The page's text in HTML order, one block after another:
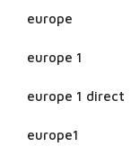
europe
europe 1
europe 1 direct
europe1